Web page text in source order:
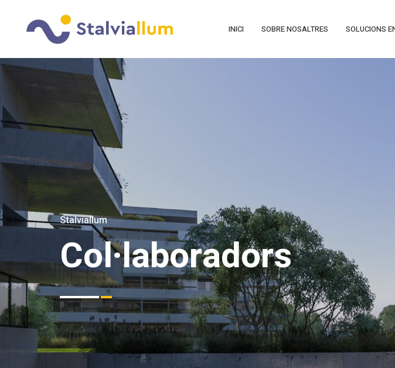
INICI SOBRE NOSALTRES SOLUCIONS
Stalviallum
Col·laboradors